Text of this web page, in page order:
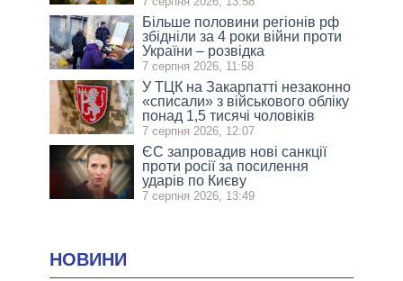
Більше половини регіонів рф
збідніли за 4 роки війни проти
України – розвідка
7 серпня 2026, 11:58
У ТЦК на Закарпатті незаконно
«списали» з військового обліку
понад 1,5 тисячі чоловіків
7 серпня 2026, 12:07
ЄС запровадив нові санкції
проти росії за посилення
ударів по Києву
7 серпня 2026, 13:49
НОВИНИ